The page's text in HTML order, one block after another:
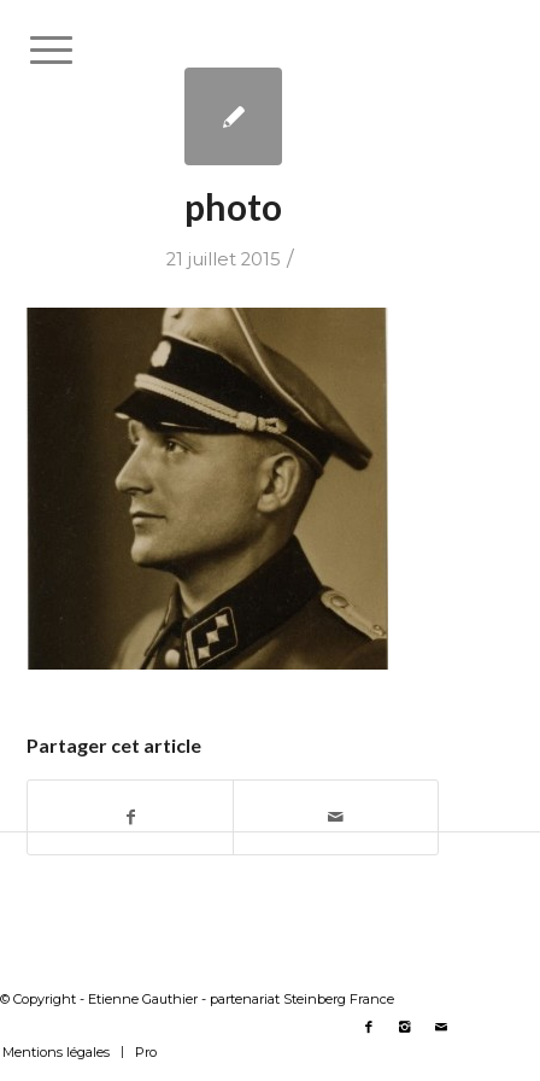
photo
21 juillet 2015 /
Partager cet article
© Copyright - Etienne Gauthier - partenariat Steinberg France
Mentions légales Pro